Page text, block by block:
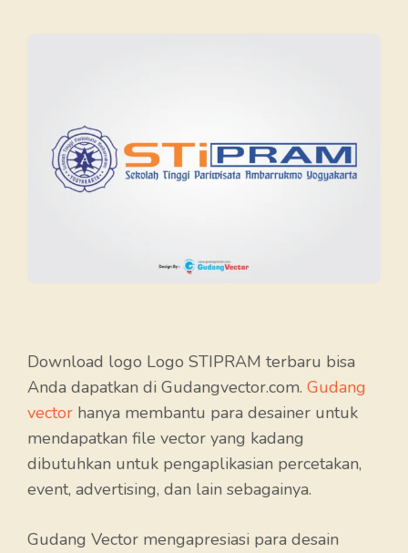
Download logo Logo STIPRAM terbaru bisa
Anda dapatkan di Gudangvector.com. Gudang
vector hanya membantu para desainer untuk
mendapatkan file vector yang kadang
dibutuhkan untuk pengaplikasian percetakan,
event, advertising, dan lain sebagainya.
Gudang Vector mengapresiasi para desain